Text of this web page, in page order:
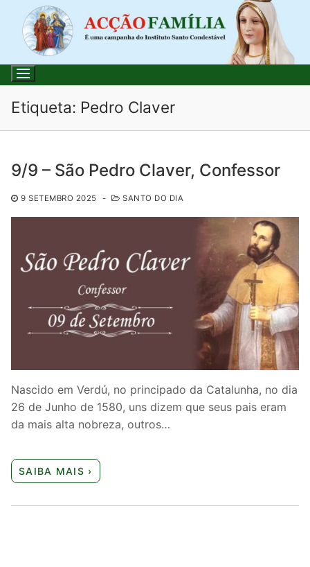
para
conteúdo
por:
Início
Blog
Santo do Dia
Quem somos nós
Etiqueta: Pedro Claver
9/9 – São Pedro Claver, Confessor
9 SETEMBRO 2025 - SANTO DO DIA
Nascido em Verdú, no principado da Catalunha, no dia
26 de Junho de 1580, uns dizem que seus pais eram
da mais alta nobreza, outros…
SAIBA MAIS ›